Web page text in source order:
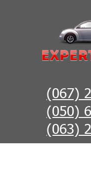
(067)
(050)
(063)